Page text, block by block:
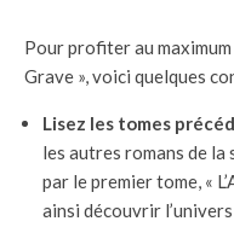
Pour profiter au
Grave », voici quelques
Lisez les tomes
les autres romans de la
par le premier tome, «
ainsi découvrir